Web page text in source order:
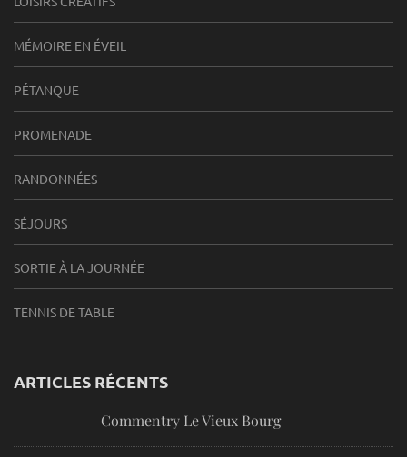
MÉMOIRE EN ÉVEIL
PÉTANQUE
PROMENADE
RANDONNÉES
SÉJOURS
SORTIE À LA JOURNÉE
TENNIS DE TABLE
ARTICLES RÉCENTS
Commentry Le Vieux Bourg